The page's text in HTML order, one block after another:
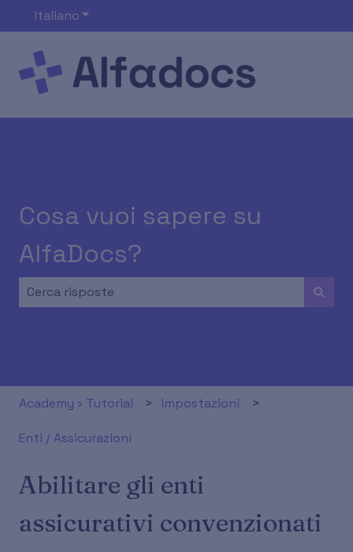
ItalianoMostra sottomenu per le traduzioni
Cosa vuoi sapere su
AlfaDocs?
Academy › Tutorial Impostazioni
Enti / Assicurazioni
Abilitare gli enti
assicurativi convenzionati